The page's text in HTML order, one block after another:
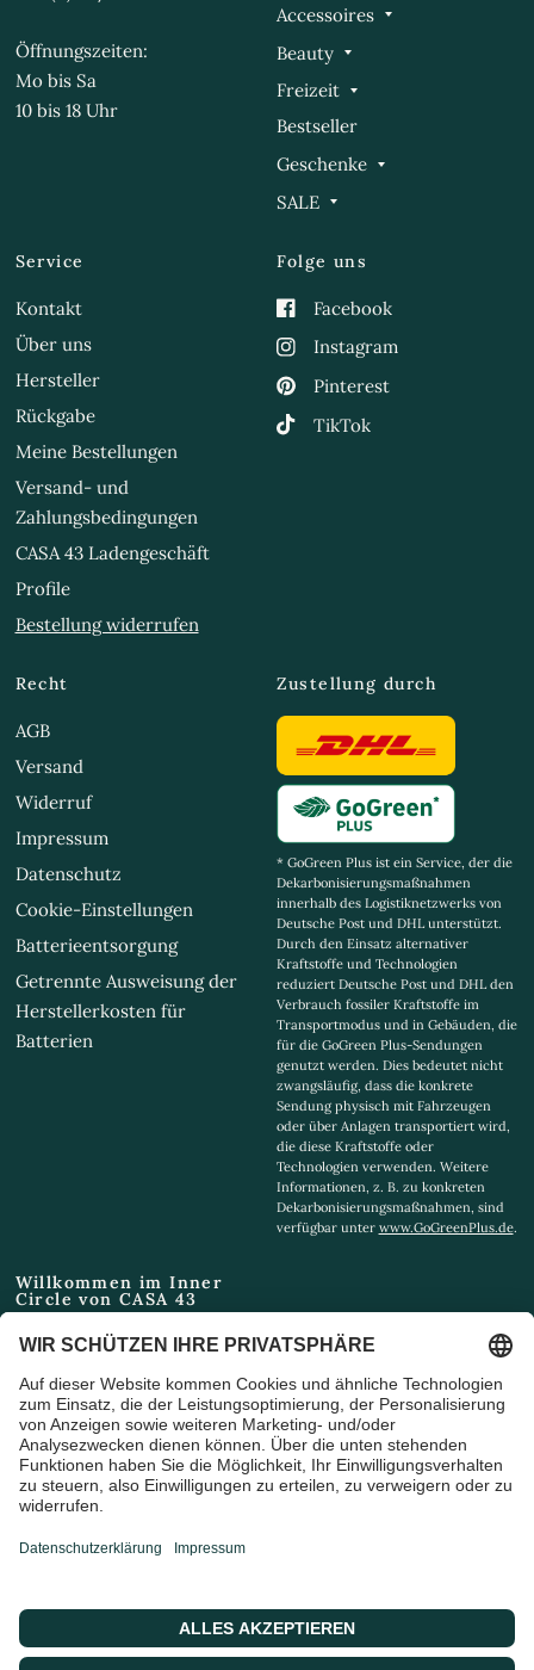
Öffnungszeiten:
Mo bis Sa
10 bis 18 Uhr
Accessoires
Beauty
Freizeit
Bestseller
Geschenke
SALE
Service
Kontakt
Über uns
Hersteller
Rückgabe
Meine Bestellungen
Versand- und
Zahlungsbedingungen
CASA 43 Ladengeschäft
Profile
Bestellung widerrufen
Folge uns
Facebook
Instagram
Pinterest
TikTok
Recht
AGB
Versand
Widerruf
Impressum
Datenschutz
Cookie-Einstellungen
Batterieentsorgung
Getrennte Ausweisung der
Herstellerkosten für
Batterien
Zustellung durch
* GoGreen Plus ist ein Service, der die
Dekarbonisierungsmaßnahmen
innerhalb des Logistiknetzwerks von
Deutsche Post und DHL unterstützt.
Durch den Einsatz alternativer
Kraftstoffe und Technologien
reduziert Deutsche Post und DHL den
Verbrauch fossiler Kraftstoffe im
Transportmodus und in Gebäuden, die
für die GoGreen Plus-Sendungen
genutzt werden. Dies bedeutet nicht
zwangsläufig, dass die konkrete
Sendung physisch mit Fahrzeugen
oder über Anlagen transportiert wird,
die diese Kraftstoffe oder
Technologien verwenden. Weitere
Informationen, z. B. zu konkreten
Dekarbonisierungsmaßnahmen, sind
verfügbar unter www.GoGreenPlus.de.
Willkommen im Inner
Circle von CASA 43
Email
Ich bin damit einverstanden,
Marketing-E-Mails und
Sonderangebote zu erhalten
© 2026 CASA 43 Concept, Powered by shopify